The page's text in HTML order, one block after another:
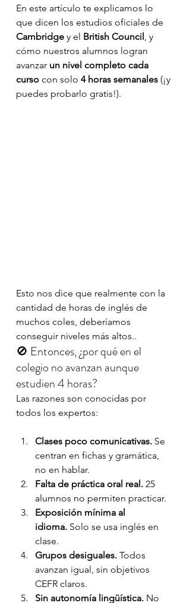
En este artículo te explicamos lo
que dicen los estudios oficiales de
Cambridge y el British Council, y
cómo nuestros alumnos logran
avanzar un nivel completo cada
curso con solo 4 horas semanales (¡y
puedes probarlo gratis!).
Esto nos dice que realmente con la
cantidad de horas de inglés de
muchos coles, deberíamos
conseguir niveles más altos..
🚫 Entonces, ¿por qué en el
colegio no avanzan aunque
estudien 4 horas?
Las razones son conocidas por
todos los expertos:
Clases poco comunicativas. Se
centran en fichas y gramática,
no en hablar.
Falta de práctica oral real. 25
alumnos no permiten practicar.
Exposición mínima al
idioma. Solo se usa inglés en
clase.
Grupos desiguales. Todos
avanzan igual, sin objetivos
CEFR claros.
Sin autonomía lingüística. No